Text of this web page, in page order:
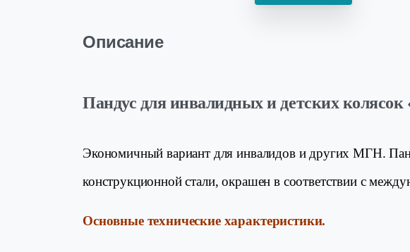
Описание
Пандус для инвалидных и детских колясок
Экономичный вариант для инвалидов и других МГН.
конструкционной стали, окрашен в соответствии с
Основные технические характеристики.